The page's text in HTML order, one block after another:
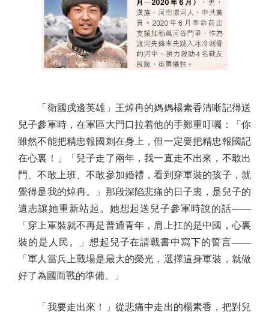
「衛國戍邊英雄」王焯冉的媽媽楊素香清晰記得送
兒子參軍時，在軍區大門口拉着他的手鄭重叮囑：「你
雖然不能把精忠報國刺在身上，但一定要把精忠報國記
在心裏！」「兒子走了兩年，我一直走不出來，不敢出
門、不敢上班、不敢參加婚禮，看到穿軍裝的孩子，就
覺得是我的焯冉。」那段深陷悲痛的日子裏，是兒子的
遺志讓她重新站起。她想起送兒子參軍時說的話——
「穿上軍裝就不再是普通青年，肩上扛的是中國，心裏
裝的是人民。」想起兒子在請戰書中寫下的誓言——
「軍人當兵上戰場是最大的榮光，選擇這身軍裝，就做
好了為國而戰的準備。」
「我要走出來！」從悲痛中走出的楊素香，把對兒